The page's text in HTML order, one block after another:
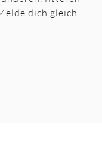
dich gleich